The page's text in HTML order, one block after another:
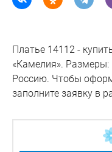
Платье 14112 -
«Камелия». Размеры:
Россию. Чтобы
заполните заявку в